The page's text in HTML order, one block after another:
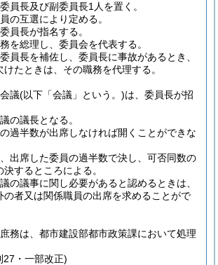
員長及び副委員長1人を置く。
の互選により定める。
員長が指名する。
を総理し、委員会を代表する。
員長を補佐し、委員長に事故があるとき、
けたときは、その職務を代理する。
議(以下「会議」という。)は、委員長が招
の議長となる。
過半数が出席しなければ開くことができな
出席した委員の過半数で決し、可否同数の
するところによる。
の議事に関し必要があると認めるときは、
の者又は関係職員の出席を求めることがで
務は、都市建設部都市政策課において処理
27・一部改正)